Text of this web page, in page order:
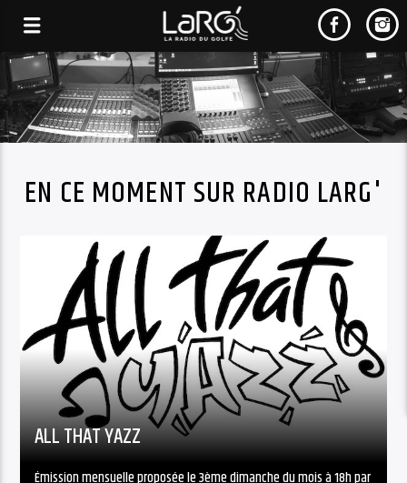
EN CE MOMENT SUR RADIO LARG'
ALL THAT YAZZ
Émission mensuelle proposée le 3ème dimanche du mois à 18h par